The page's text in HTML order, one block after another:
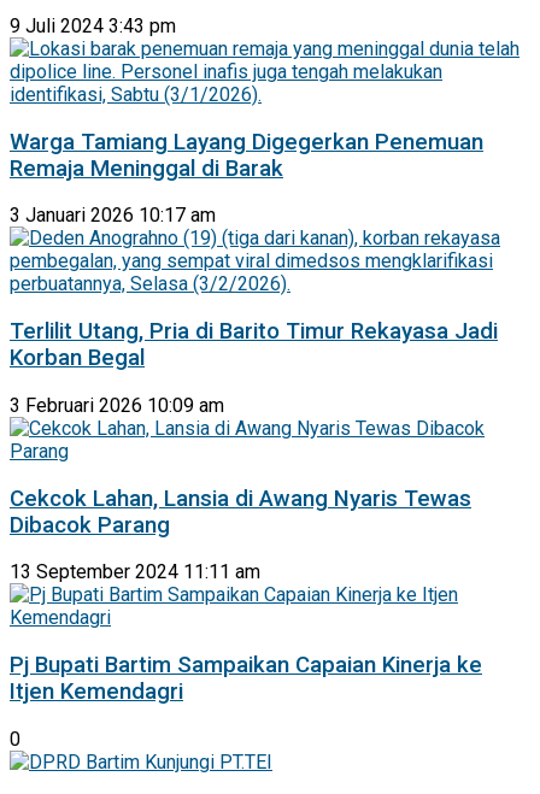
9 Juli 2024 3:43 pm
Warga Tamiang Layang Digegerkan Penemuan
Remaja Meninggal di Barak
3 Januari 2026 10:17 am
Terlilit Utang, Pria di Barito Timur Rekayasa Jadi
Korban Begal
3 Februari 2026 10:09 am
Cekcok Lahan, Lansia di Awang Nyaris Tewas
Dibacok Parang
13 September 2024 11:11 am
Pj Bupati Bartim Sampaikan Capaian Kinerja ke
Itjen Kemendagri
0